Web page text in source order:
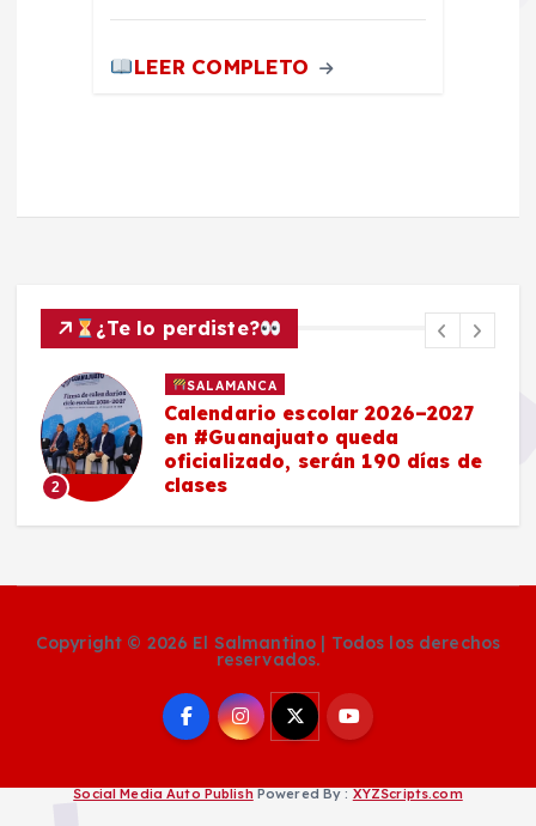
LEER COMPLETO
¿Te lo perdiste?
2
SALAMANCA
Calendario escolar 2026–2027
en #Guanajuato queda
oficializado, serán 190 días de
clases
Copyright © 2026 El Salmantino | Todos los derechos
reservados.
Social Media Auto PublishPowered By :XYZScripts.com